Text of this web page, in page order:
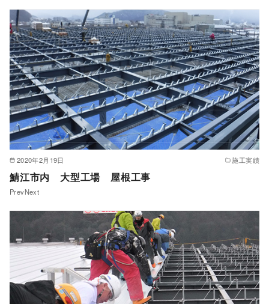
2020年2月19日 施工実績
鯖江市内 大型工場 屋根工事
PrevNext